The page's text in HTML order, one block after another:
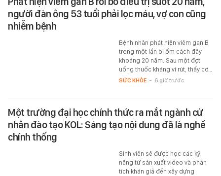
người đàn ông 53 tuổi phải lọc máu, vợ con cũng
nhiễm bệnh
Bệnh nhân phát hiện viêm gan B
trong một lần bị ốm cách đây
khoảng 20 năm. Sau một đợt
uống thuốc kháng vi rút, thấy cơ…
SỨC KHỎE - 6 giờ trước
Một trường đại học chính thức ra mắt ngành cử
nhân đào tạo KOL: Sáng tạo nội dung đã là nghề
chính thống
Sinh viên sẽ được học các kỹ
năng từ sản xuất video và phân
tích khán giả đến xây dựng